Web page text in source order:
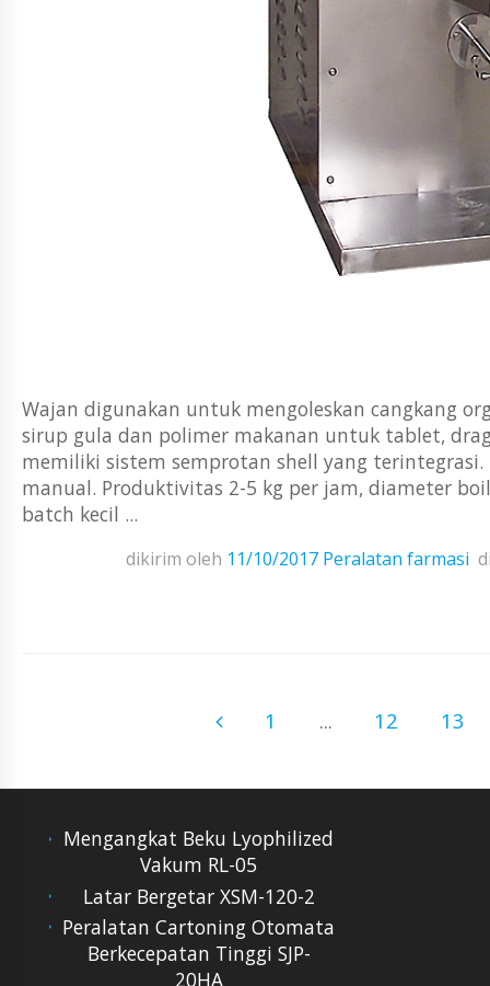
Wajan digunakan untuk mengoleskan cangkang
sirup gula dan polimer makanan untuk tablet,
memiliki sistem semprotan shell yang
manual. Produktivitas 2-5 kg ​​per jam, diameter
batch kecil ...
dikirim oleh 11/10/2017 Peralatan farmasi
1 ... 12 13
Mengangkat Beku Lyophilized
Vakum RL-05
Latar Bergetar XSM-120-2
Peralatan Cartoning Otomata
Berkecepatan Tinggi SJP-
20HA